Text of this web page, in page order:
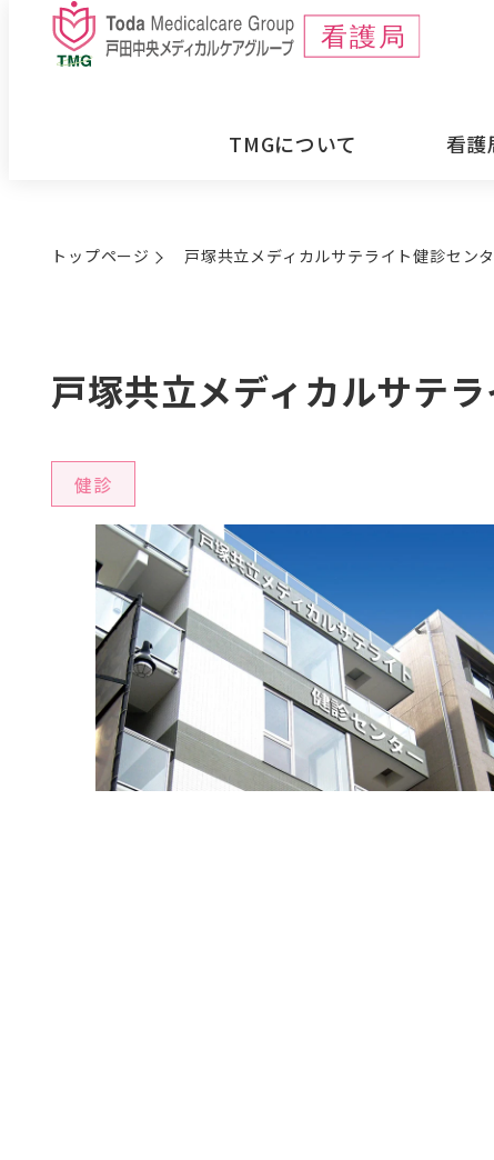
TMGについて 看護
トップページ 戸塚共立メディカルサテライト健診セン
戸塚共立メディカルサテ
健診